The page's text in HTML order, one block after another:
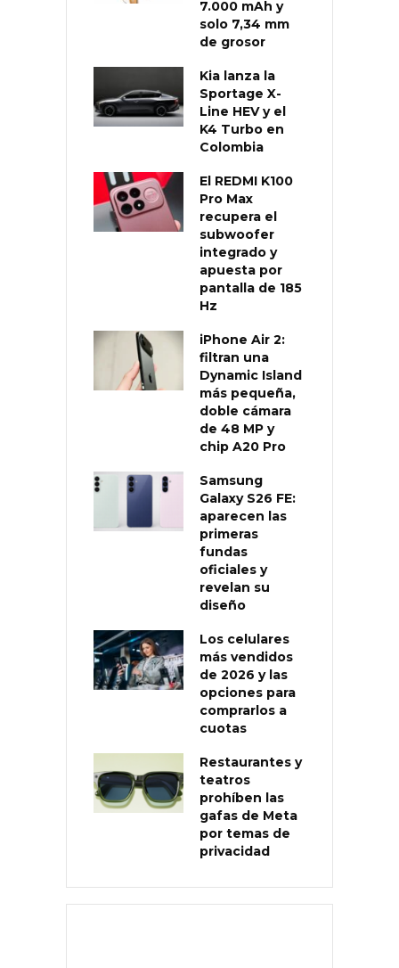
7.000 mAh y
solo 7,34 mm
de grosor
Kia lanza la
Sportage X-
Line HEV y el
K4 Turbo en
Colombia
El REDMI K100
Pro Max
recupera el
subwoofer
integrado y
apuesta por
pantalla de 185
Hz
iPhone Air 2:
filtran una
Dynamic Island
más pequeña,
doble cámara
de 48 MP y
chip A20 Pro
Samsung
Galaxy S26 FE:
aparecen las
primeras
fundas
oficiales y
revelan su
diseño
Los celulares
más vendidos
de 2026 y las
opciones para
comprarlos a
cuotas
Restaurantes y
teatros
prohíben las
gafas de Meta
por temas de
privacidad